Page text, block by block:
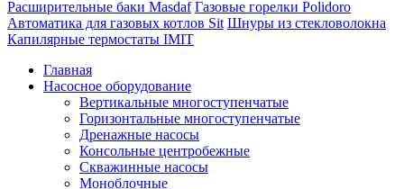
Расширительные баки Masdaf Газовые горелки Polidoro
Автоматика для газовых котлов Sit Шнуры из стекловолокна
Капилярные термостаты IMIT
Главная
Насосное оборудование
Вертикальные многоступенчатые
Горизонтальные многоступенчатые
Дренажные насосы
Консольные центробежные
Скважинные насосы
Моноблочные